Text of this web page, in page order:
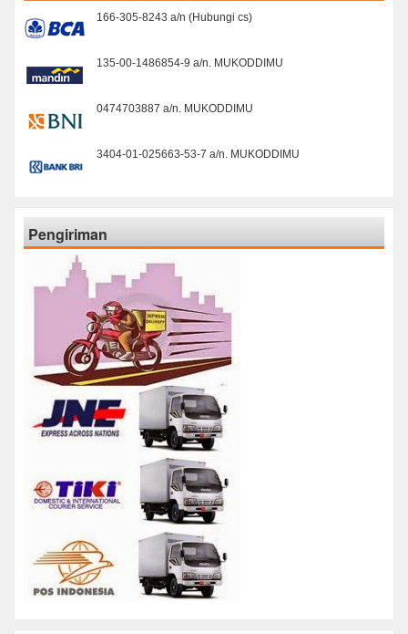
166-305-8243 a/n (Hubungi cs)
135-00-1486854-9 a/n. MUKODDIMU
0474703887 a/n. MUKODDIMU
3404-01-025663-53-7 a/n. MUKODDIMU
Pengiriman